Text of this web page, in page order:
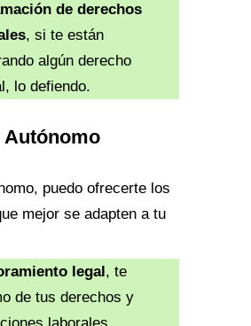
de derechos
, si te están
algún derecho
lo defiendo.
Autónomo
puedo ofrecerte los
mejor se adapten a tu
legal, te
de tus derechos y